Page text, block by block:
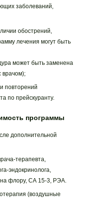
заболеваний,
обострений,
лечения могут быть
может быть заменена
врачом);
повторений
по прейскуранту.
программы
дополнительной
терапевта,
эндокринолога,
на флору, СА 15-3, РЭА.
(воздушные